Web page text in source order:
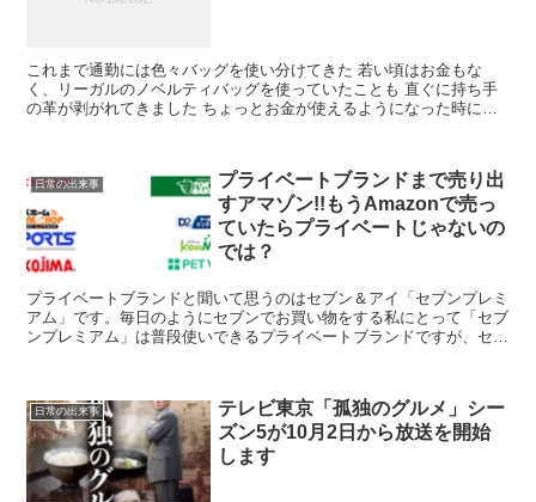
これまで通勤には色々バッグを使い分けてきた 若い頃はお金もな
く、リーガルのノベルティバッグを使っていたことも 直ぐに持ち手
の革が剥がれてきました ちょっとお金が使えるようになった時には
日常の出来事
プライベートブランドまで売り出
すアマゾン!!もうAmazonで売っ
ていたらプライベートじゃないの
では？
プライベートブランドと聞いて思うのはセブン＆アイ「セブンプレミ
アム」です。毎日のようにセブンでお買い物をする私にとって「セブ
ンプレミアム」は普段使いできるプライベートブランドですが、セブ
日常の出来事
テレビ東京「孤独のグルメ」シー
ズン5が10月2日から放送を開始
します